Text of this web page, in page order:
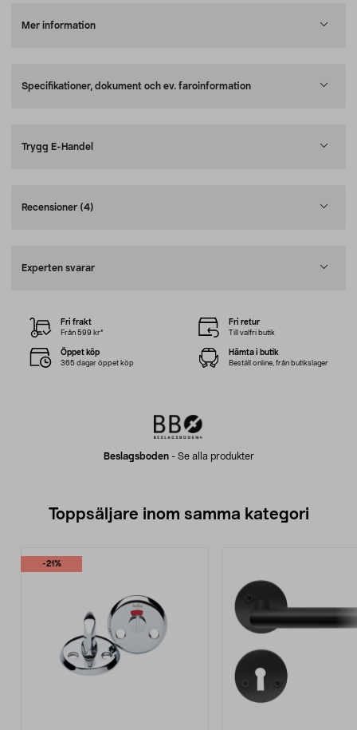
Mer information
Specifikationer, dokument och ev. faroinformation
Trygg E-Handel
Recensioner (4)
Experten svarar
Beslagsboden- Se alla produkter
Fri frakt
Från 599 kr*
Fri retur
Till valfri butik
Öppet köp
365 dagar öppet köp
Hämta i butik
Beställ online, från butikslager
Toppsäljare inom samma kategori
-21%